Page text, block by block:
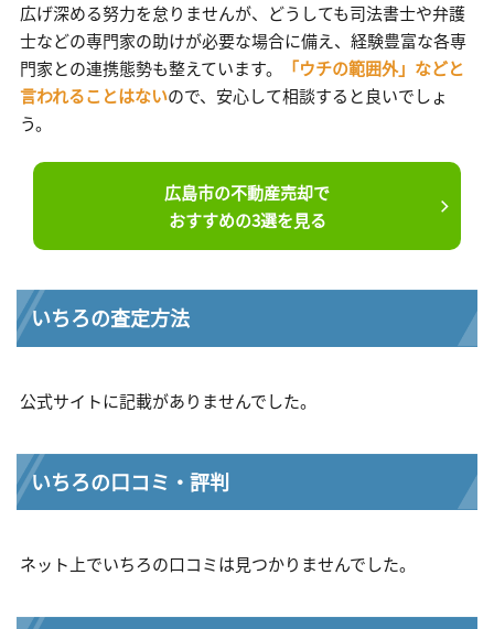
広げ深める努力を怠りませんが、どうしても司法書士や弁護
士などの専門家の助けが必要な場合に備え、経験豊富な各専
門家との連携態勢も整えています。
「ウチの範囲外」などと
言われることはないので、安心して相談すると良いでしょ
う。
広島市の不動産売却で
おすすめの3選を見る
いちろの査定方法
公式サイトに記載がありませんでした。
いちろの口コミ・評判
ネット上でいちろの口コミは見つかりませんでした。